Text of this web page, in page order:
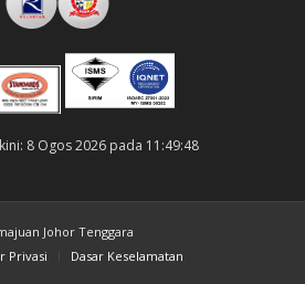
8 Ogos 2026 pada 11:49:48
Johor Tenggara
Privasi Dasar Keselamatan